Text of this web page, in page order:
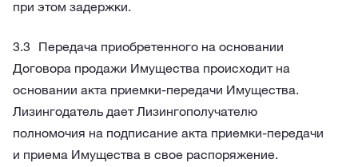
при этом задержки.
Передача приобретенного на основании
Договора продажи Имущества происходит на
основании акта приемки-передачи Имущества.
Лизингодатель дает Лизингополучателю
полномочия на подписание акта приемки-передачи
и приема Имущества в свое распоряжение.